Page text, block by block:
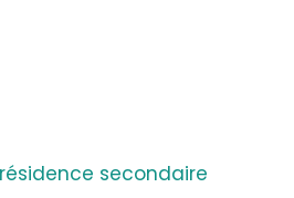
secondaire